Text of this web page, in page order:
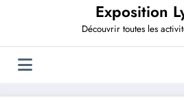
Exposition
Découvrir toutes les